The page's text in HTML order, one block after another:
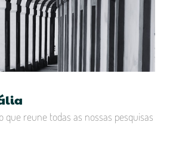
que reune todas as nossas pesquisas